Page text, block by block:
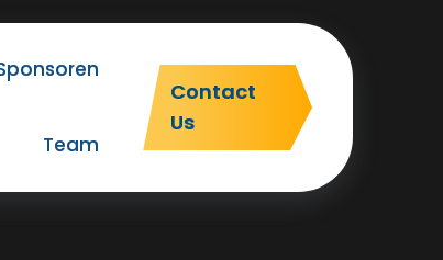
Team
Contact
Us